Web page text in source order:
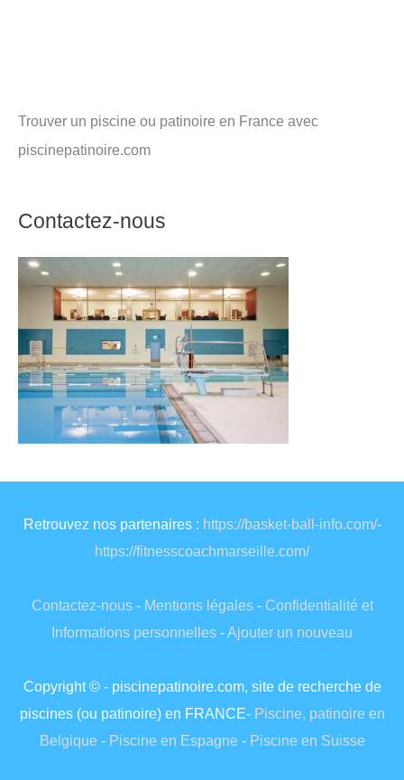
Trouver un piscine ou patinoire en France avec
piscinepatinoire.com
Contactez-nous
Retrouvez nos partenaires : https://basket-ball-info.com/-
https://fitnesscoachmarseille.com/
Contactez-nous- Mentions légales- Confidentialité et
Informations personnelles -Ajouter un nouveau
Copyright © - piscinepatinoire.com, site de recherche de
piscines (ou patinoire) en FRANCE- Piscine, patinoire en
Belgique- Piscine en Espagne- Piscine en Suisse